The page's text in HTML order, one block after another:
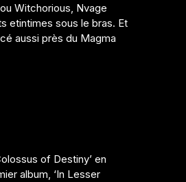
Witchorious, Nvage
etintimes sous le bras. Et
aussi près du Magma
of Destiny’ en
album, ‘In Lesser